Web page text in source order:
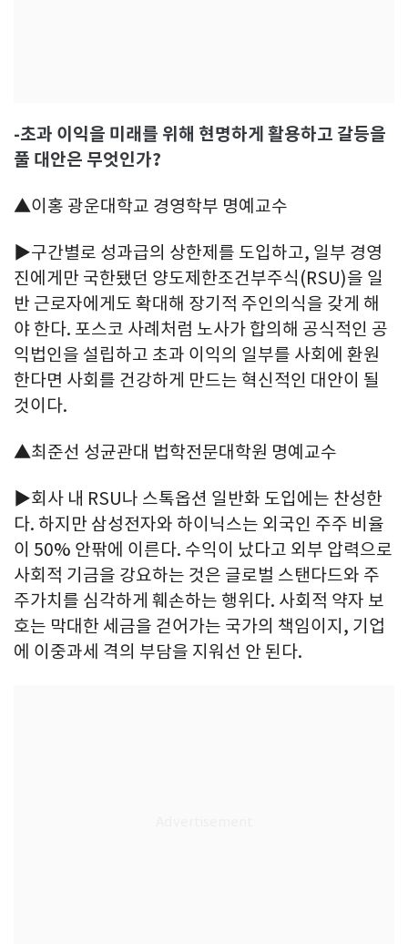
-초과 이익을 미래를 위해 현명하게 활용하고 갈등을
풀 대안은 무엇인가?
▲이홍 광운대학교 경영학부 명예교수
▶구간별로 성과급의 상한제를 도입하고, 일부 경영
진에게만 국한됐던 양도제한조건부주식(RSU)을 일
반 근로자에게도 확대해 장기적 주인의식을 갖게 해
야 한다. 포스코 사례처럼 노사가 합의해 공식적인 공
익법인을 설립하고 초과 이익의 일부를 사회에 환원
한다면 사회를 건강하게 만드는 혁신적인 대안이 될
것이다.
▲최준선 성균관대 법학전문대학원 명예교수
▶회사 내 RSU나 스톡옵션 일반화 도입에는 찬성한
다. 하지만 삼성전자와 하이닉스는 외국인 주주 비율
이 50% 안팎에 이른다. 수익이 났다고 외부 압력으로
사회적 기금을 강요하는 것은 글로벌 스탠다드와 주
주가치를 심각하게 훼손하는 행위다. 사회적 약자 보
호는 막대한 세금을 걷어가는 국가의 책임이지, 기업
에 이중과세 격의 부담을 지워선 안 된다.